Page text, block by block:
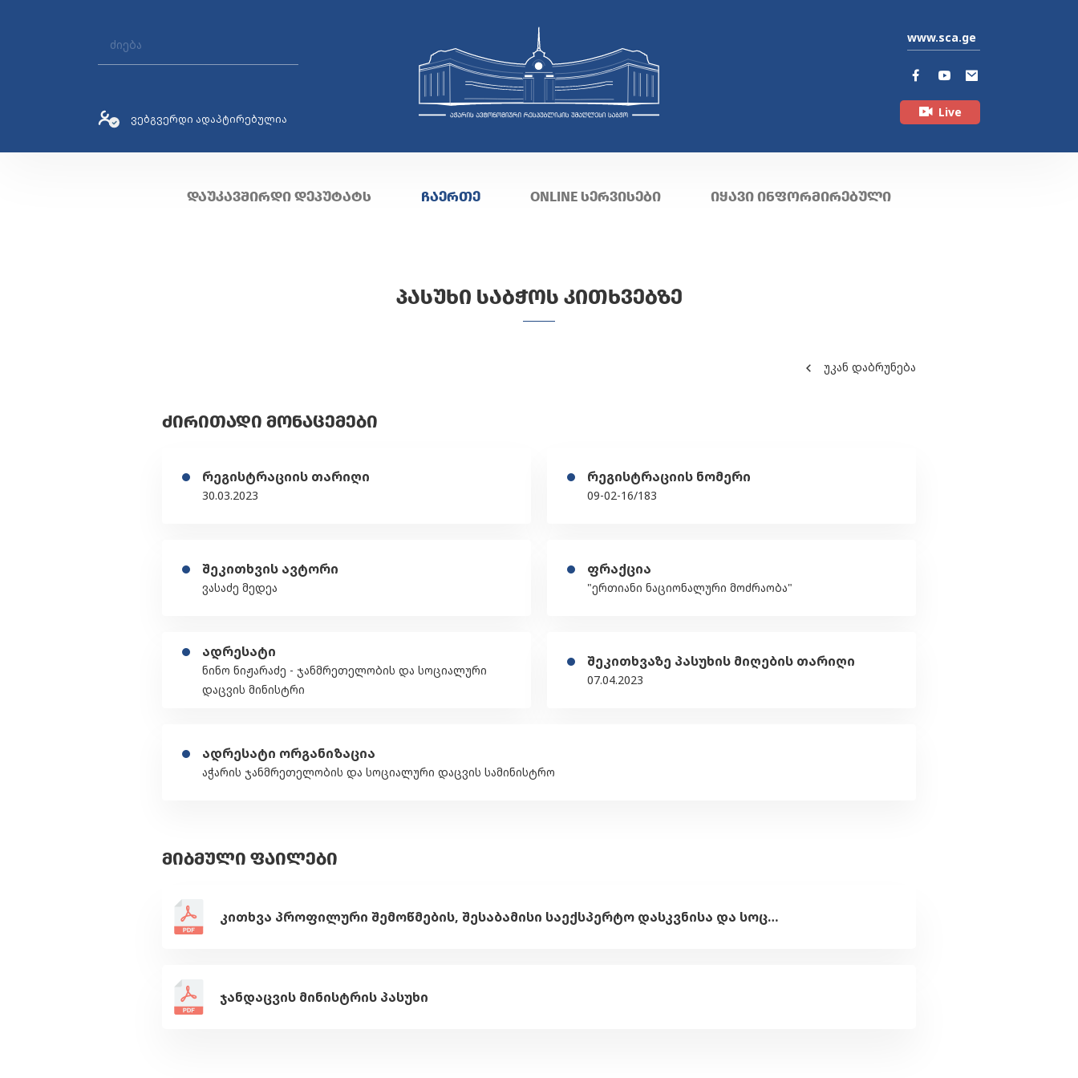
ვებგვერდი ადაპტირებულია
www.sca.ge
Live
ᲓᲐᲣᲙᲐᲕᲨᲘᲠᲓᲘ ᲓᲔᲞᲣᲢᲐᲢᲡ ᲩᲐᲔᲠᲗᲔ ONLINE ᲡᲔᲠᲕᲘᲡᲔᲑᲘ ᲘᲧᲐᲕᲘ ᲘᲜᲤᲝᲠᲛᲘᲠᲔᲑᲣᲚᲘ
ᲞᲐᲡᲣᲮᲘ ᲡᲐᲑᲭᲝᲡ ᲙᲘᲗᲮᲕᲔᲑᲖᲔ
უკან დაბრუნება
ᲫᲘᲠᲘᲗᲐᲓᲘ ᲛᲝᲜᲐᲪᲔᲛᲔᲑᲘ
რეგისტრაციის თარიღი
30.03.2023
რეგისტრაციის ნომერი
09-02-16/183
შეკითხვის ავტორი
ვასაძე მედეა
ფრაქცია
"ერთიანი ნაციონალური მოძრაობა"
ადრესატი
ნინო ნიჟარაძე - ჯანმრეთელობის და სოციალური
დაცვის მინისტრი
შეკითხვაზე პასუხის მიღების თარიღი
07.04.2023
ადრესატი ორგანიზაცია
აჭარის ჯანმრეთელობის და სოციალური დაცვის სამინისტრო
ᲛᲘᲑᲛᲣᲚᲘ ᲤᲐᲘᲚᲔᲑᲘ
კითხვა პროფილური შემოწმების, შესაბამისი საექსპერტო დასკვნისა და სოციალური პაკეტის მიღების პროცედურების თაობაზე
ჯანდაცვის მინისტრის პასუხი